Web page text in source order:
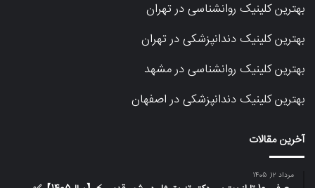
بهترین کلینیک روانشناسی در تهران
بهترین کلینیک دندانپزشکی در تهران
بهترین کلینیک روانشناسی در مشهد
بهترین کلینیک دندانپزشکی در اصفهان
آخرین مقالات
مرداد 12, 1405